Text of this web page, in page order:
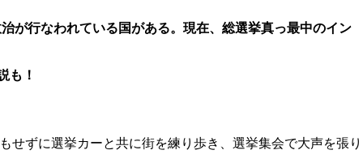
が行なわれている国がある。 現在、総選挙真っ最中のイン
も！
ずに選挙カーと共に街を練り歩き、選挙集会で大声を張り